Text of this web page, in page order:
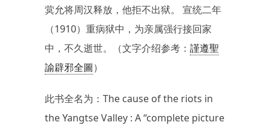
蓂允将周汉释放，他拒不出狱。 宣统二年
（1910）重病狱中，为亲属强行接回家
中，不久逝世。（文字介绍参考： 謹遵聖
諭辟邪全圖）
此书全名为：The cause of the riots in
the Yangtse Valley : A “complete picture